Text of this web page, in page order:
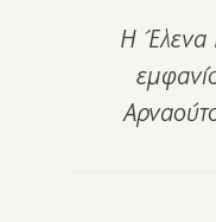
Η Έλενα